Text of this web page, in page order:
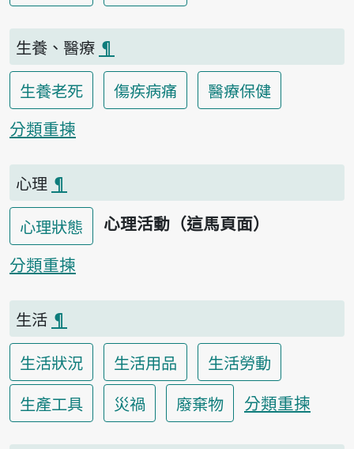
生養、醫療 ¶
生養老死
傷疾病痛
醫療保健
分類重揀
心理 ¶
心理狀態
心理活動（這馬頁面）
分類重揀
生活 ¶
生活狀況
生活用品
生活勞動
生產工具
災禍 廢棄物 分類重揀